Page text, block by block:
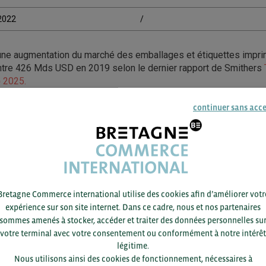
/
augmentation du marché des emballages et étiquettes
426 Mds USD en 2019 selon le dernier rapport de Smithers
2025.
un article du magasine emballage.news précisant que le
de 2,6% particulièrement pour les emballages carton et
24,9% et 30,1% du marché en 2020.
ACCÉDEZ ICI À LA RESSOURCE
continuer sans
Commerce international utilise des cookies afin d’améliorer
expérience sur son site internet. Dans ce cadre, nous et nos partenaires
sommes amenés à stocker, accéder et traiter des données personnelles sur
votre terminal avec votre consentement ou conformément à notre intérêt
légitime.
Nous utilisons ainsi des cookies de fonctionnement, nécessaires à